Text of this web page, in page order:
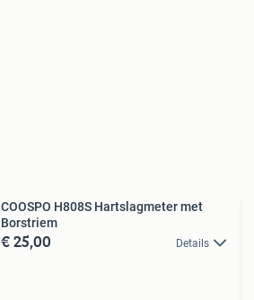
COOSPO H808S Hartslagmeter met
Borstriem
€ 25,00 Details